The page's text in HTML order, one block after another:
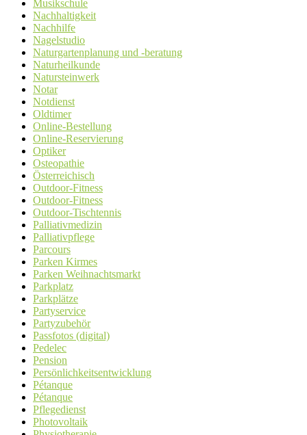
Musikschule
Nachhaltigkeit
Nachhilfe
Nagelstudio
Naturgartenplanung und -beratung
Naturheilkunde
Natursteinwerk
Notar
Notdienst
Oldtimer
Online-Bestellung
Online-Reservierung
Optiker
Osteopathie
Österreichisch
Outdoor-Fitness
Outdoor-Fitness
Outdoor-Tischtennis
Palliativmedizin
Palliativpflege
Parcours
Parken Kirmes
Parken Weihnachtsmarkt
Parkplatz
Parkplätze
Partyservice
Partyzubehör
Passfotos (digital)
Pedelec
Pension
Persönlichkeitsentwicklung
Pétanque
Pétanque
Pflegedienst
Photovoltaik